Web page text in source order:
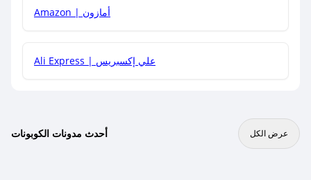
Amazon | أمازون
Ali Express | علي إكسبريس
أحدث مدونات الكوبونات عرض الكل